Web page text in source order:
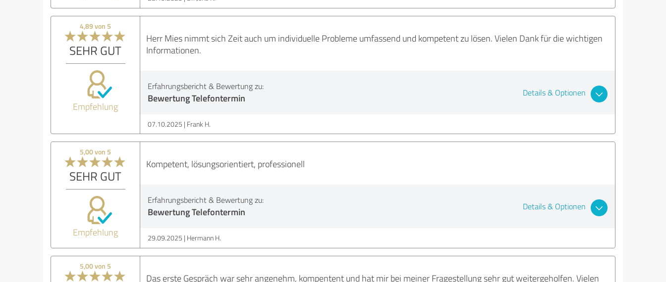
4,89 von 5
SEHR GUT
Empfehlung
Herr Mies nimmt sich Zeit auch um individuelle Probleme umfassend und kompetent zu lösen. Vielen Dank für die wichtigen
Informationen.
Erfahrungsbericht & Bewertung zu:
Bewertung Telefontermin Details & Optionen
07.10.2025 Frank H.
5,00 von 5
SEHR GUT
Empfehlung
Kompetent, lösungsorientiert, professionell
Erfahrungsbericht & Bewertung zu:
Bewertung Telefontermin Details & Optionen
29.09.2025 Hermann H.
5,00 von 5
Das erste Gespräch war sehr angenehm, kompentent und hat mir bei meiner Fragestellung sehr gut weitergeholfen. Vielen